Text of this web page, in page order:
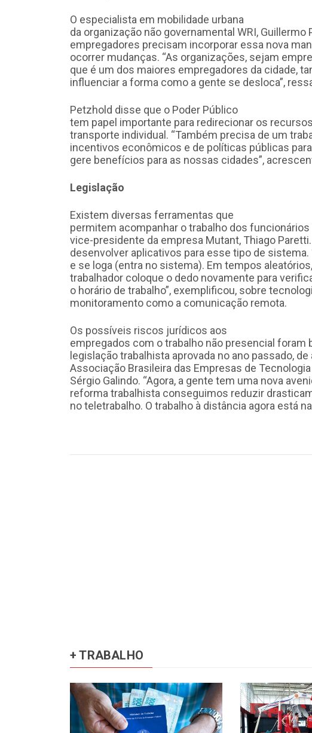
O especialista em mobilidade urbana
da organização não governamental WRI,
empregadores precisam incorporar essa nova
ocorrer mudanças. “As organizações, sejam
que é um dos maiores empregadores da cidade,
influenciar a forma como a gente se desloca”,
Petzhold disse que o Poder Público
tem papel importante para redirecionar os
transporte individual. “Também precisa de um
incentivos econômicos e de políticas públicas
gere benefícios para as nossas cidades”,
Legislação
Existem diversas ferramentas que
permitem acompanhar o trabalho dos
vice-presidente da empresa Mutant, Thiago
desenvolver aplicativos para esse tipo de sistema.
e se loga (entra no sistema). Em tempos
trabalhador coloque o dedo novamente para
o horário de trabalho”, exemplificou, sobre
monitoramento como a comunicação remota.
Os possíveis riscos jurídicos aos
empregados com o trabalho não presencial foram
legislação trabalhista aprovada no ano passado,
Associação Brasileira das Empresas de
Sérgio Galindo. “Agora, a gente tem uma nova
reforma trabalhista conseguimos reduzir
no teletrabalho. O trabalho à distância agora está na
+ TRABALHO